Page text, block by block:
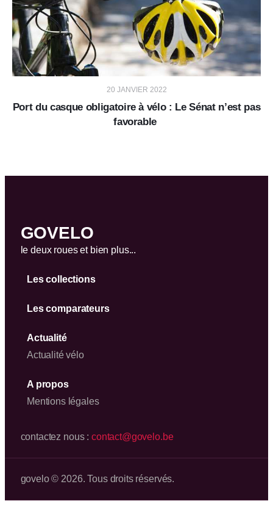
20 JANVIER 2022
Port du casque obligatoire à vélo : Le Sénat n’est pas
favorable
GOVELO
le deux roues et bien plus...
Les collections
Les comparateurs
Actualité
Actualité vélo
A propos
Mentions légales
contactez nous : contact@govelo.be
govelo © 2026. Tous droits réservés.